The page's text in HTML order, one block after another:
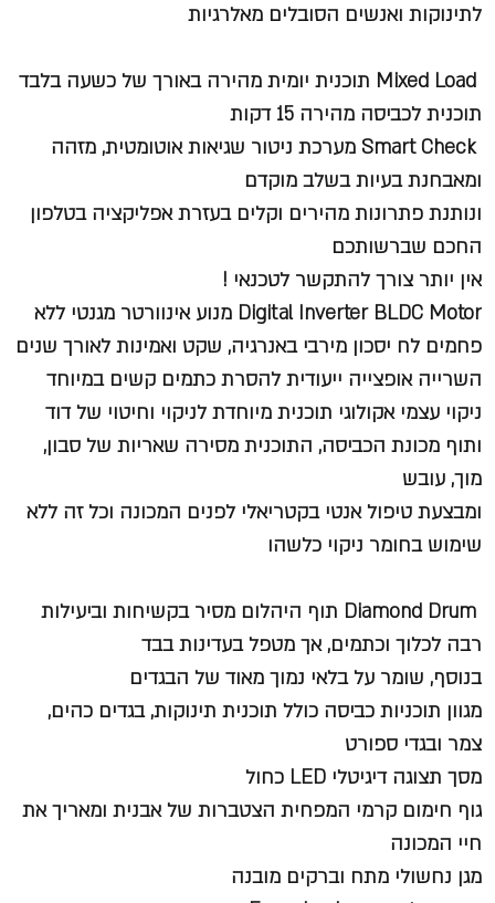
לתינוקות ואנשים הסובלים מאלרגיות
תוכנית יומית מהירה באורך של כשעה בלבד
תוכנית לכביסה מהירה 15 דקות
Smart Check מערכת ניטור שגיאות אוטומטית, מזהה
ומאבחנת בעיות בשלב מוקדם
ונותנת פתרונות מהירים וקלים בעזרת אפליקציה בטלפון
החכם שברשותכם
אין יותר צורך להתקשר לטכנאי !
Digital Inverter BLDC Motor מנוע אינוורטר מגנטי ללא
פחמים לח יסכון מירבי באנרגיה, שקט ואמינות לאורך שנים
השרייה אופצייה ייעודית להסרת כתמים קשים במיוחד
ניקוי עצמי אקולוגי תוכנית מיוחדת לניקוי וחיטוי של דוד
ותוף מכונת הכביסה, התוכנית מסירה שאריות של סבון,
מוך, עובש
ומבצעת טיפול אנטי בקטריאלי לפנים המכונה וכל זה ללא
שימוש בחומר ניקוי כלשהו
Diamond Drum תוף היהלום מסיר בקשיחות וביעילות
רבה לכלוך וכתמים, אך מטפל בעדינות בבד
בנוסף, שומר על בלאי נמוך מאוד של הבגדים
מגוון תוכניות כביסה כולל תוכנית תינוקות, בגדים כהים,
צמר ובגדי ספורט
מסך תצוגה דיגיטלי LED כחול
גוף חימום קרמי המפחית הצטברות של אבנית ומאריך את
חיי המכונה
מגן נחשולי מתח וברקים מובנה